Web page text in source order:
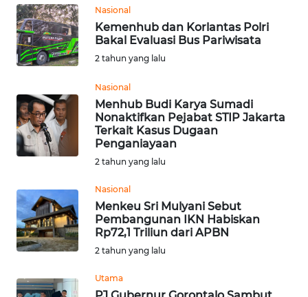
Nasional
Kemenhub dan Korlantas Polri
Bakal Evaluasi Bus Pariwisata
2 tahun yang lalu
Nasional
Menhub Budi Karya Sumadi
Nonaktifkan Pejabat STIP Jakarta
Terkait Kasus Dugaan
Penganiayaan
2 tahun yang lalu
Nasional
Menkeu Sri Mulyani Sebut
Pembangunan IKN Habiskan
Rp72,1 Triliun dari APBN
2 tahun yang lalu
Utama
WN
JAMBI
WN
WN
NTB
WN
WN
SULBAR
BABEL